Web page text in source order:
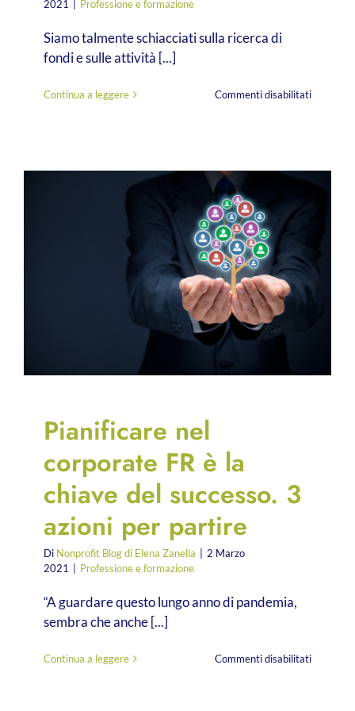
2021 Professione e formazione
Siamo talmente schiacciati sulla ricerca di
fondi e sulle attività [...]
Continua a leggere Commenti disabilitatisu
Pianificare nel
corporate FR è la
chiave del successo. 3
azioni per partire
Di Nonprofit Blog di Elena Zanella
2 Marzo
2021
Professione e formazione
“A guardare questo lungo anno di pandemia,
sembra che anche [...]
Continua a leggere Commenti disabilitatisu